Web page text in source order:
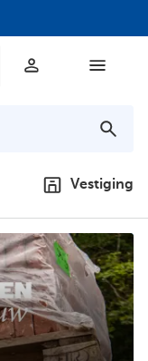
Vestiging